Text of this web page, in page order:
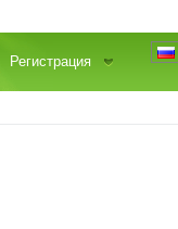
Регистрация